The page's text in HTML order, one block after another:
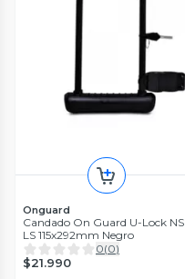
Onguard
Candado On Guard U-Lock NS
LS 115x292mm Negro
0(0)
$21.990